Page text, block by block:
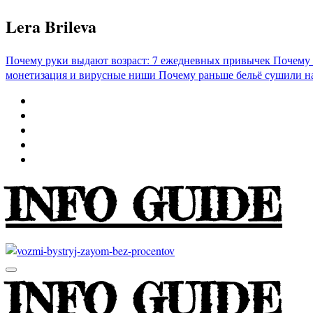
Перейти
к
Lera Brileva
Почему руки выдают возраст: 7 ежедневных привычекПочему
монетизация и вирусные ниши Почему раньше бельё сушили
INFO GUIDE
INFO GUIDE